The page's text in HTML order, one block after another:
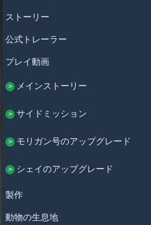
ストーリー
公式トレーラー
プレイ動画
メインストーリー
サイドミッション
モリガン号のアップグレード
シェイのアップグレード
製作
動物の生息地